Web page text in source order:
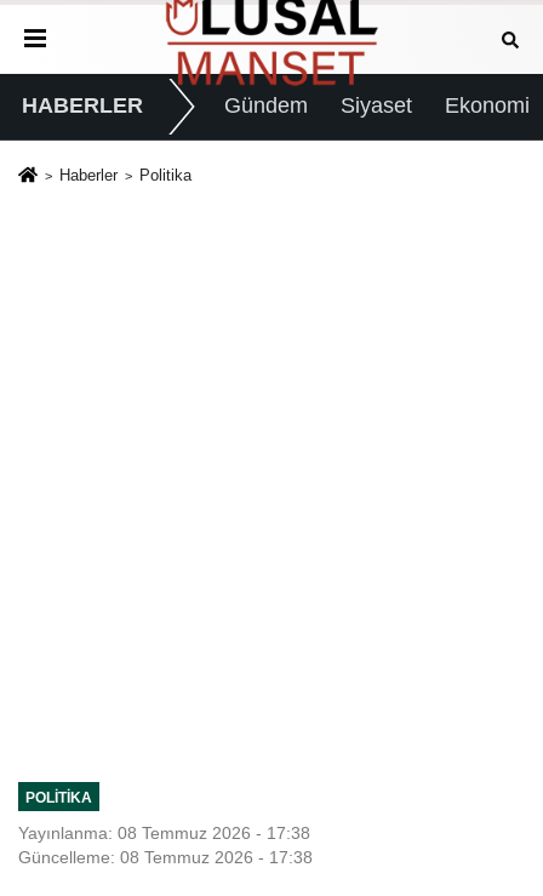
HABERLER Gündem Siyaset Ekonomi
Haberler Politika
POLITIKA
Yayınlanma: 08 Temmuz 2026 - 17:38
Güncelleme: 08 Temmuz 2026 - 17:38